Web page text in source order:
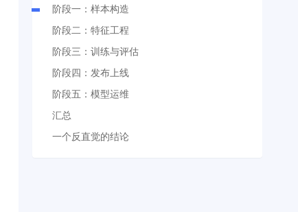
阶段一：样本构造
阶段二：特征工程
阶段三：训练与评估
阶段四：发布上线
阶段五：模型运维
汇总
一个反直觉的结论